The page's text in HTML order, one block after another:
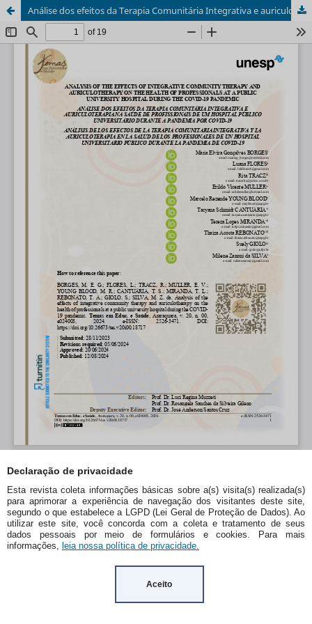
Declaração de privacidade
Esta revista coleta informações básicas sobre a(s) visita(s) realizada(s)
para aprimorar a experiência de navegação dos visitantes deste site,
segundo o que estabelece a LGPD (Lei Geral de Proteção de Dados). Ao
utilizar este site, você concorda com a coleta e tratamento de seus
dados pessoais por meio de formulários e cookies. Para mais
informações, leia nossa política de privacidade.
Aceito
Análise dos efeitos da Terapia Comunitária Integrativa e auriculoterapia na saúde de profissionais de um hospital público universitário durante a pandemia por COVID-19